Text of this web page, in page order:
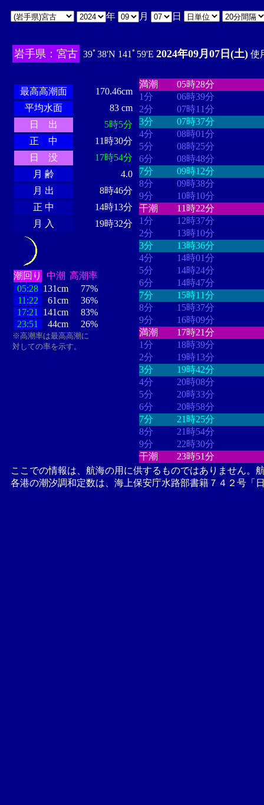
年 月 日
岩手県：宮古 39ﾟ38'N 141ﾟ59'E 2024年09月07日(土) 使
最高高潮面
170.46cm
平均水面
83 cm
日 出
5時5分
正 中
11時30分
日 没
17時54分
月 齢
4.0
月 出
8時46分
正 中
14時13分
月 入
19時32分
潮回り 中潮 高潮率
05:28 131cm
77%
11:22
61cm
36%
17:21
141cm
83%
23:51
44cm 26%
※高潮率は最高高潮に
対しての率を示す。
満潮
05時28分
1分
06時39分
2分
07時11分
3分
07時37分
4分
08時01分
5分
08時25分
6分
08時48分
7分
09時12分
8分
09時38分
9分
10時10分
干潮
11時22分
1分
12時37分
2分
13時10分
3分
13時36分
4分
14時01分
5分
14時24分
6分
14時47分
7分
15時11分
8分
15時37分
9分
16時09分
満潮
17時21分
1分
18時39分
2分
19時13分
3分
19時42分
4分
20時08分
5分
20時33分
6分
20時58分
7分
21時25分
8分
21時54分
9分
22時30分
干潮
23時51分
ここでの情報は、航海の用に供するものではありません。
各港の潮汐調和定数は、海上保安庁水路部書籍７４２号「